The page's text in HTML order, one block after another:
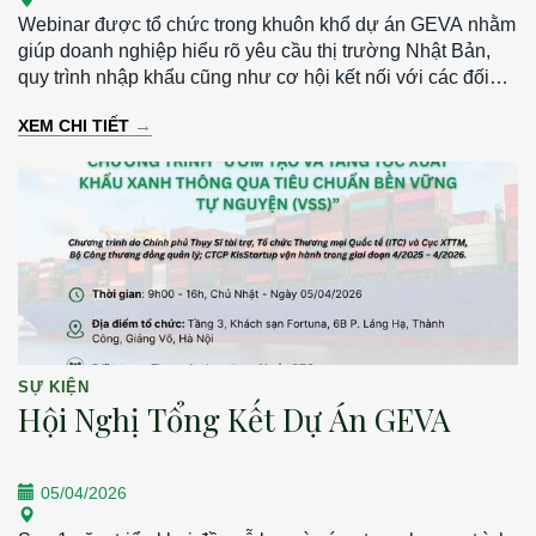
Webinar được tổ chức trong khuôn khổ dự án GEVA nhằm
giúp doanh nghiệp hiểu rõ yêu cầu thị trường Nhật Bản,
quy trình nhập khẩu cũng như cơ hội kết nối với các đối
30/03/2026 - Hình thức: Trực tuyến qua Zoom - Ngôn ngữ:
XEM CHI TIẾT →
SỰ KIỆN
Hội Nghị Tổng Kết Dự Án GEVA
05/04/2026